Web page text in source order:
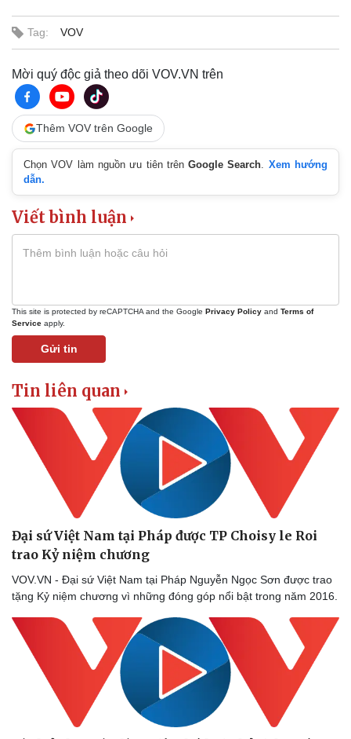
Kinh tế
Bất động sản
Khởi nghiệp
Thị trường
Giá vàng
Tiêu dùng
Chứng khoán
Tag: VOV
Mời quý độc giả theo dõi VOV.VN trên
Thêm VOV trên Google
Chọn VOV làm nguồn ưu tiên trênGoogle Search. Xem hướng
dẫn.
Viết bình luận
This site is protected by reCAPTCHA and the Google Privacy Policy and Terms of
Service apply.
Gửi tin
Tin liên quan
Đại sứ Việt Nam tại Pháp được TP Choisy le Roi
trao Kỷ niệm chương
VOV.VN - Đại sứ Việt Nam tại Pháp Nguyễn Ngọc Sơn được trao
tặng Kỷ niệm chương vì những đóng góp nổi bật trong năm 2016.